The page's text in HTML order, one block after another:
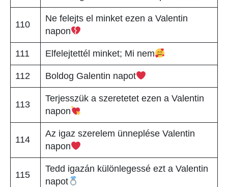
110
Ne felejts el minket ezen a Valentin
napon
111 Elfelejtettél minket; Mi nem
112 Boldog Galentin napot
113
Terjesszük a szeretetet ezen a Valentin
napon
114
Az igaz szerelem ünneplése Valentin
napon
115
Tedd igazán különlegessé ezt a Valentin
napot